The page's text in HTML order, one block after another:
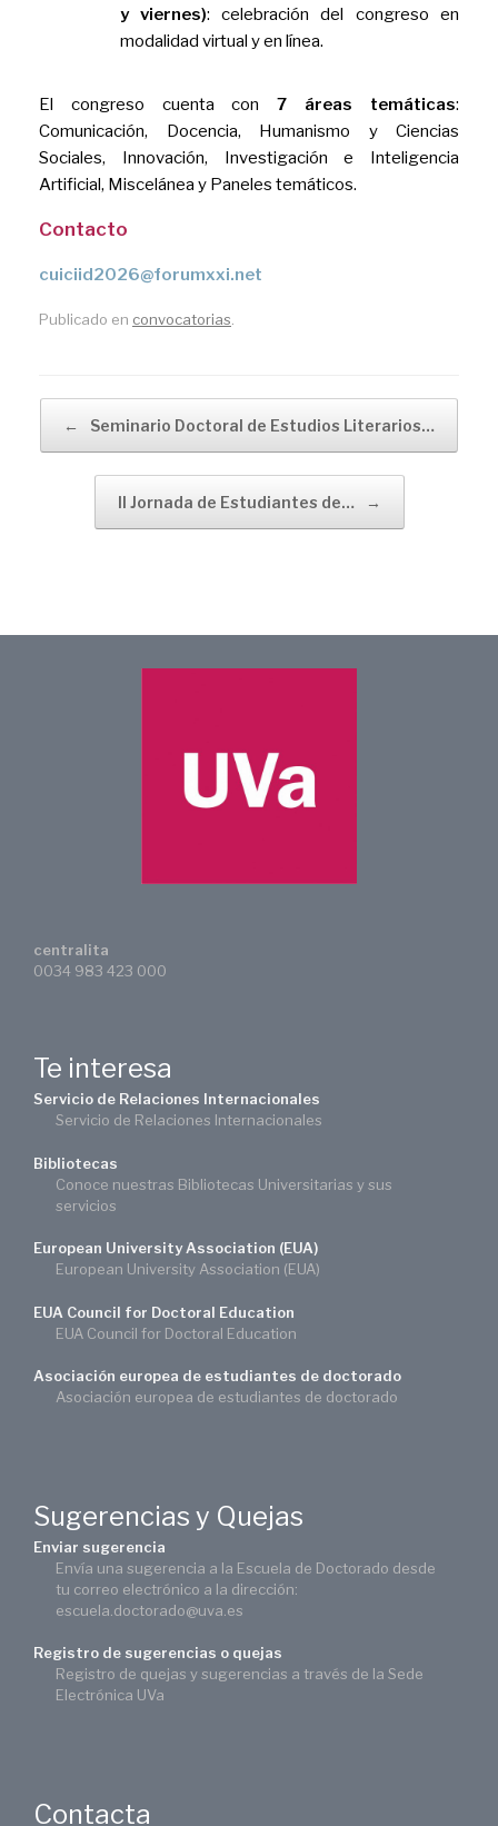
y viernes): celebración del congreso en
modalidad virtual y en línea.
El congreso cuenta con7 áreas temáticas:
Comunicación, Docencia, Humanismo y Ciencias
Sociales, Innovación, Investigación e Inteligencia
Artificial, Miscelánea y Paneles temáticos.
Contacto
cuiciid2026@forumxxi.net
Publicado en convocatorias.
← Seminario Doctoral de Estudios Literarios…
II Jornada de Estudiantes de… →
centralita
0034 983 423 000
Te interesa
Servicio de Relaciones Internacionales
Servicio de Relaciones Internacionales
Bibliotecas
Conoce nuestras Bibliotecas Universitarias y sus
servicios
European University Association (EUA)
European University Association (EUA)
EUA Council for Doctoral Education
EUA Council for Doctoral Education
Asociación europea de estudiantes de doctorado
Asociación europea de estudiantes de doctorado
Sugerencias y Quejas
Enviar sugerencia
Envía una sugerencia a la Escuela de Doctorado desde
tu correo electrónico a la dirección:
escuela.doctorado@uva.es
Registro de sugerencias o quejas
Registro de quejas y sugerencias a través de la Sede
Electrónica UVa
Contacta